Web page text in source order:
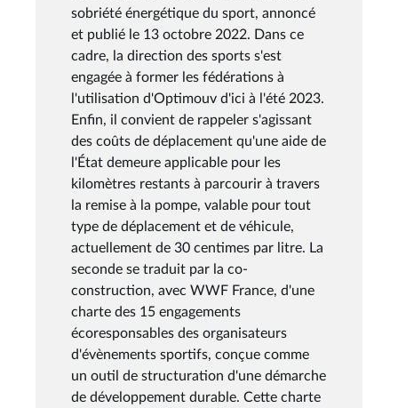
sobriété énergétique du sport, annoncé
et publié le 13 octobre 2022. Dans ce
cadre, la direction des sports s'est
engagée à former les fédérations à
l'utilisation d'Optimouv d'ici à l'été 2023.
Enfin, il convient de rappeler s'agissant
des coûts de déplacement qu'une aide de
l'État demeure applicable pour les
kilomètres restants à parcourir à travers
la remise à la pompe, valable pour tout
type de déplacement et de véhicule,
actuellement de 30 centimes par litre. La
seconde se traduit par la co-
construction, avec WWF France, d'une
charte des 15 engagements
écoresponsables des organisateurs
d'évènements sportifs, conçue comme
un outil de structuration d'une démarche
de développement durable. Cette charte